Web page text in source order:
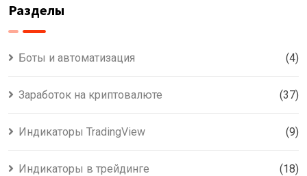
Разделы
Боты и автоматизация (4)
Заработок на криптовалюте (37)
Индикаторы TradingView (9)
Индикаторы в трейдинге (18)